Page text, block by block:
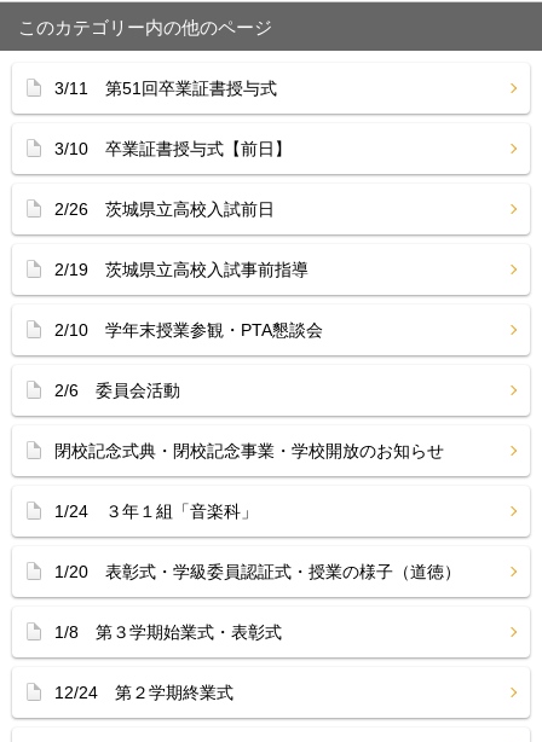
このカテゴリー内の他のページ
3/11 第51回卒業証書授与式
3/10 卒業証書授与式【前日】
2/26 茨城県立高校入試前日
2/19 茨城県立高校入試事前指導
2/10 学年末授業参観・PTA懇談会
2/6 委員会活動
閉校記念式典・閉校記念事業・学校開放のお知らせ
1/24 ３年１組「音楽科」
1/20 表彰式・学級委員認証式・授業の様子（道徳）
1/8 第３学期始業式・表彰式
12/24 第２学期終業式